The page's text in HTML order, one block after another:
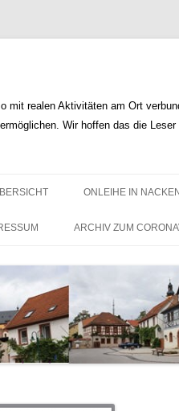
mit realen Aktivitäten am Ort
Wir hoffen das die
Inhalt
ONLEIHE IN
ARCHIV ZUM